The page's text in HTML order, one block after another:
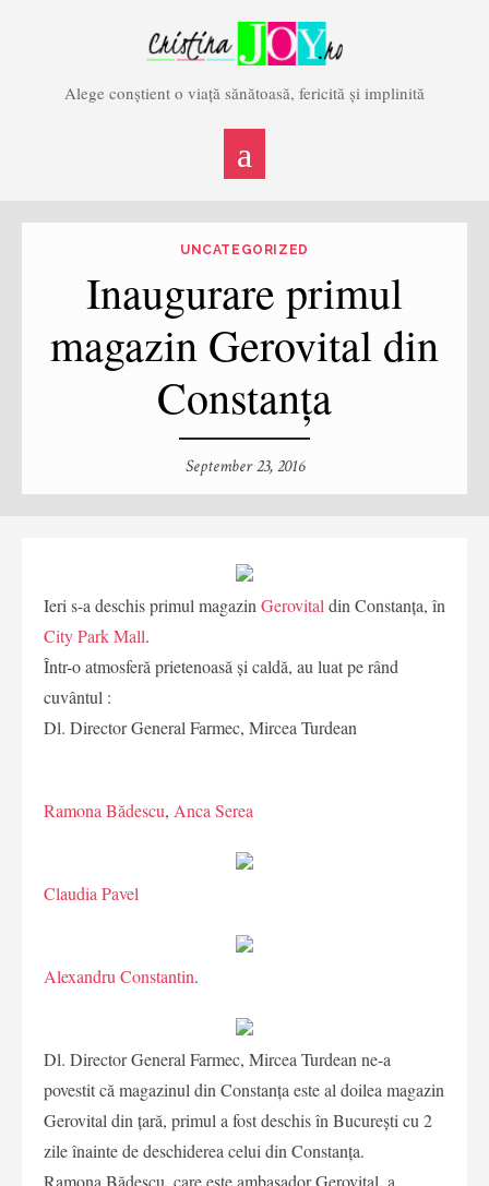
Alege conștient o viață sănătoasă, fericită și implinită
UNCATEGORIZED
Inaugurare primul
magazin Gerovital din
Constanța
September 23, 2016
Ieri s-a deschis primul magazin Gerovital din Constanța, în
City Park Mall.
Într-o atmosferă prietenoasă și caldă, au luat pe rând
cuvântul :
Dl. Director General Farmec, Mircea Turdean
Ramona Bădescu, Anca Serea
Claudia Pavel
Alexandru Constantin.
Dl. Director General Farmec, Mircea Turdean ne-a
povestit că magazinul din Constanța este al doilea magazin
Gerovital din țară, primul a fost deschis în București cu 2
zile înainte de deschiderea celui din Constanța.
Ramona Bădescu, care este ambasador Gerovital, a